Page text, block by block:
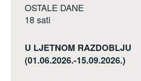
OSTALE DANE
18 sati
U LJETNOM RAZDOBLJU
(01.06.2026.-15.09.2026.)